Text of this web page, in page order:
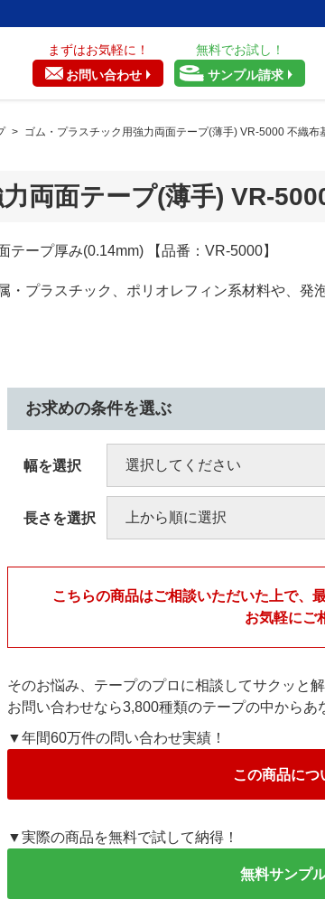
まずはお気軽に！
お問い合わせ
無料でお試し！
サンプル請求
> ゴム・プラスチック用強力両面テープ(薄手) VR-5000 不織布
両面テープ(薄手) VR-
ープ厚み(0.14mm) 【品番：VR-5000】
・プラスチック、ポリオレフィン系材料や、発
お求めの条件を選ぶ
幅を選択
長さを選択
こちらの商品はご相談いただいた上で、
お気軽にご
そのお悩み、テープのプロに相談してサクッと
お問い合わせなら3,800種類のテープの中からあ
▼年間60万件の問い合わせ実績！
この商品につ
▼実際の商品を無料で試して納得！
無料サンプ